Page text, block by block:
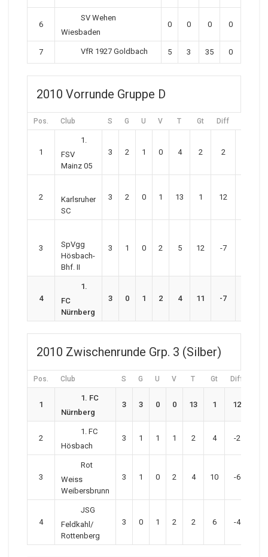
6
SV Wehen
Wiesbaden
0 0 0 0
7 VfR 1927 Goldbach 5 3 35 0
2010 Vorrunde Gruppe D
Pos. Club S G U V T Gt Diff
1
1.
FSV
Mainz 05
3 2 1 0 4 2 2
2
Karlsruher
SC
3 2 0 1 13 1 12
3
SpVgg
Hösbach-
Bhf. II
3 1 0 2 5 12 -7
4
1.
FC
Nürnberg
3 0 1 2 4 11 -7
2010 Zwischenrunde Grp. 3 (Silber)
Pos. Club S G U V T Gt Diff
1
1. FC
Nürnberg
3 3 0 0 13 1 12
2
1. FC
Hösbach
3 1 1 1 2 4 -2
3
Rot
Weiss
Weibersbrunn
3 1 0 2 4 10 -6
4
JSG
Feldkahl/
Rottenberg
3 0 1 2 2 6 -4